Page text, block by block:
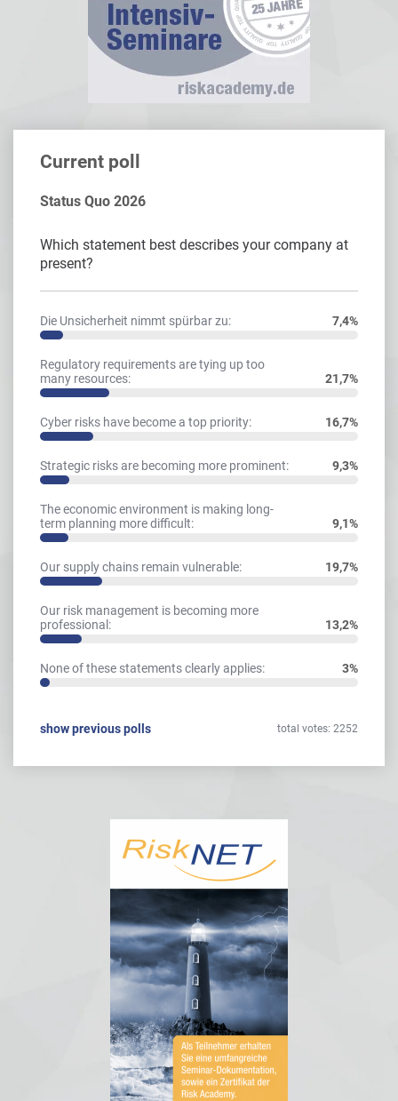
Current poll
Status Quo 2026
Which statement best describes your company at
present?
Die Unsicherheit nimmt spürbar zu: 7,4%
Regulatory requirements are tying up too
many resources:
21,7%
Cyber risks have become a top priority: 16,7%
Strategic risks are becoming more prominent: 9,3%
The economic environment is making long-
term planning more difficult:
9,1%
Our supply chains remain vulnerable: 19,7%
Our risk management is becoming more
professional:
13,2%
None of these statements clearly applies: 3%
show previous polls total votes: 2252